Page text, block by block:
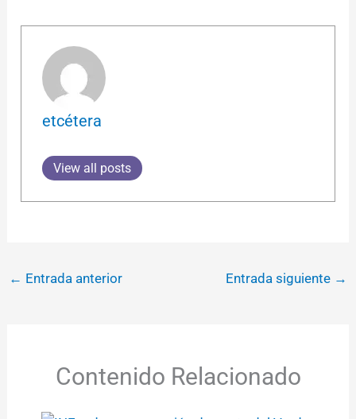
etcétera
View all posts
← Entrada anterior Entrada siguiente →
Contenido Relacionado